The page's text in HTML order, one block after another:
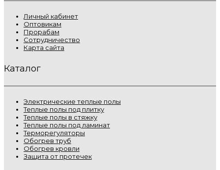
Личный кабинет
Оптовикам
Прорабам
Сотрудничество
Карта сайта
Каталог
Электрические теплые полы
Теплые полы под плитку
Теплые полы в стяжку
Теплые полы под ламинат
Терморегуляторы
Обогрев труб
Обогрев кровли
Защита от протечек